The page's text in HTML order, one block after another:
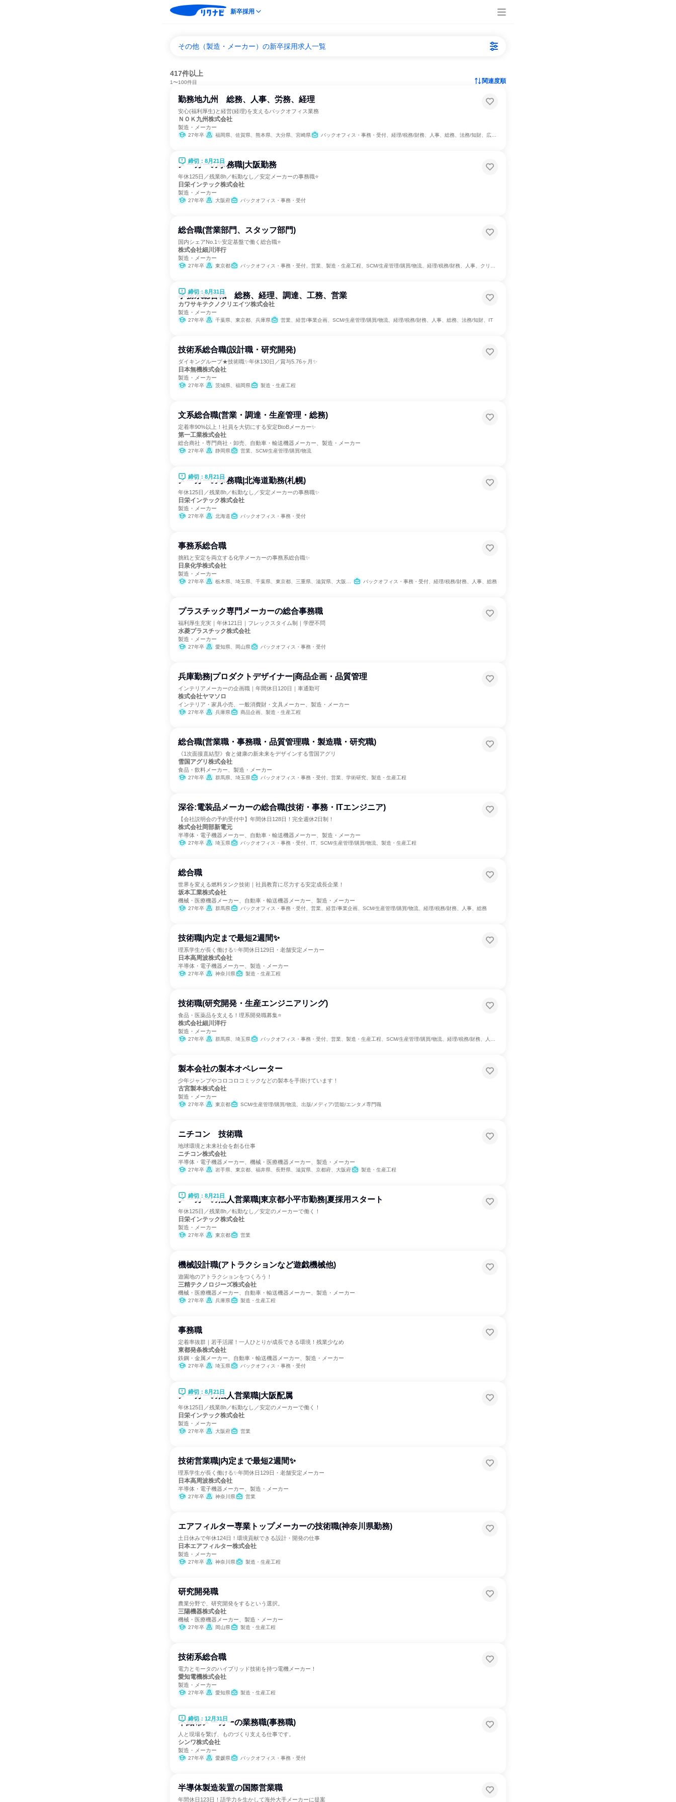
新卒採用
その他（製造・メーカー）の新卒採用求人一覧
417件以上
1〜100件目 関連度順
勤務地九州 総務、人事、労務、経理
安心(福利厚生)と経営(経理)を支えるバックオフィス業務
ＮＯＫ九州株式会社
製造・メーカー
27年卒 福岡県、佐賀県、熊本県、大分県、宮崎県 バックオフィス・事務・受付、経理/税務/財務、人事、総務、法務/知財、広報/IR、製造・生産工程
締切：8月21日
メーカーの事務職|大阪勤務
年休125日／残業8h／転勤なし／安定メーカーの事務職⭐
日栄インテック株式会社
製造・メーカー
27年卒 大阪府 バックオフィス・事務・受付
総合職(営業部門、スタッフ部門)
国内シェアNo.1✨安定基盤で働く総合職⭐
株式会社細川洋行
製造・メーカー
27年卒 東京都 バックオフィス・事務・受付、営業、製造・生産工程、SCM/生産管理/購買/物流、経理/税務/財務、人事、クリエイティブ/デザイン職
締切：8月31日
事務系総合職 総務、経理、調達、工務、営業
カワサキテクノクリエイツ株式会社
製造・メーカー
27年卒 千葉県、東京都、兵庫県 営業、経営/事業企画、SCM/生産管理/購買/物流、経理/税務/財務、人事、総務、法務/知財、IT
技術系総合職(設計職・研究開発)
ダイキングループ★技術職✨年休130日／賞与5.76ヶ月✨
日本無機株式会社
製造・メーカー
27年卒 茨城県、福岡県 製造・生産工程
文系総合職(営業・調達・生産管理・総務)
定着率90%以上！社員を大切にする安定BtoBメーカー✨
第一工業株式会社
総合商社・専門商社・卸売、自動車・輸送機器メーカー、製造・メーカー
27年卒 静岡県 営業、SCM/生産管理/購買/物流
締切：8月21日
メーカーの事務職|北海道勤務(札幌)
年休125日／残業8h／転勤なし／安定メーカーの事務職✨
日栄インテック株式会社
製造・メーカー
27年卒 北海道 バックオフィス・事務・受付
事務系総合職
挑戦と安定を両立する化学メーカーの事務系総合職✨
日泉化学株式会社
製造・メーカー
27年卒 栃木県、埼玉県、千葉県、東京都、三重県、滋賀県、大阪府、愛媛県 バックオフィス・事務・受付、経理/税務/財務、人事、総務
プラスチック専門メーカーの総合事務職
福利厚生充実｜年休121日｜フレックスタイム制｜学歴不問
水菱プラスチック株式会社
製造・メーカー
27年卒 愛知県、岡山県 バックオフィス・事務・受付
兵庫勤務|プロダクトデザイナー|商品企画・品質管理
インテリアメーカーの企画職｜年間休日120日｜車通勤可
株式会社ヤマソロ
インテリア・家具小売、一般消費財・文具メーカー、製造・メーカー
27年卒 兵庫県 商品企画、製造・生産工程
総合職(営業職・事務職・品質管理職・製造職・研究職)
《1次面接直結型》食と健康の新未来をデザインする雪国アグリ
雪国アグリ株式会社
食品・飲料メーカー、製造・メーカー
27年卒 群馬県、埼玉県 バックオフィス・事務・受付、営業、学術研究、製造・生産工程
深谷:電装品メーカーの総合職(技術・事務・ITエンジニア)
【会社説明会の予約受付中】年間休日128日！完全週休2日制！
株式会社岡部新電元
半導体・電子機器メーカー、自動車・輸送機器メーカー、製造・メーカー
27年卒 埼玉県 バックオフィス・事務・受付、IT、SCM/生産管理/購買/物流、製造・生産工程
総合職
世界を変える燃料タンク技術｜社員教育に尽力する安定成長企業！
坂本工業株式会社
機械・医療機器メーカー、自動車・輸送機器メーカー、製造・メーカー
27年卒 群馬県 バックオフィス・事務・受付、営業、経営/事業企画、SCM/生産管理/購買/物流、経理/税務/財務、人事、総務
技術職|内定まで最短2週間✨
理系学生が長く働ける✨年間休日129日・老舗安定メーカー
日本高周波株式会社
半導体・電子機器メーカー、製造・メーカー
27年卒 神奈川県 製造・生産工程
技術職(研究開発・生産エンジニアリング)
食品・医薬品を支える！理系開発職募集⭐
株式会社細川洋行
製造・メーカー
27年卒 群馬県、埼玉県 バックオフィス・事務・受付、営業、製造・生産工程、SCM/生産管理/購買/物流、経理/税務/財務、人事、クリエイティブ/デザイン職
製本会社の製本オペレーター
少年ジャンプやコロコロコミックなどの製本を手掛けています！
古宮製本株式会社
製造・メーカー
27年卒 東京都 SCM/生産管理/購買/物流、出版/メディア/芸能/エンタメ専門職
ニチコン 技術職
地球環境と未来社会を創る仕事
ニチコン株式会社
半導体・電子機器メーカー、機械・医療機器メーカー、製造・メーカー
27年卒 岩手県、東京都、福井県、長野県、滋賀県、京都府、大阪府 製造・生産工程
締切：8月21日
メーカーの法人営業職|東京都小平市勤務|夏採用スタート
年休125日／残業8h／転勤なし／安定のメーカーで働く！
日栄インテック株式会社
製造・メーカー
27年卒 東京都 営業
機械設計職(アトラクションなど遊戯機械他)
遊園地のアトラクションをつくろう！
三精テクノロジーズ株式会社
機械・医療機器メーカー、自動車・輸送機器メーカー、製造・メーカー
27年卒 兵庫県 製造・生産工程
事務職
定着率抜群｜若手活躍！一人ひとりが成長できる環境！残業少なめ
東都発条株式会社
鉄鋼・金属メーカー、自動車・輸送機器メーカー、製造・メーカー
27年卒 埼玉県 バックオフィス・事務・受付
締切：8月21日
メーカーの法人営業職|大阪配属
年休125日／残業8h／転勤なし／安定のメーカーで働く！
日栄インテック株式会社
製造・メーカー
27年卒 大阪府 営業
技術営業職|内定まで最短2週間✨
理系学生が長く働ける✨年間休日129日・老舗安定メーカー
日本高周波株式会社
半導体・電子機器メーカー、製造・メーカー
27年卒 神奈川県 営業
エアフィルター専業トップメーカーの技術職(神奈川県勤務)
土日休みで年休124日！環境貢献できる設計・開発の仕事
日本エアフィルター株式会社
製造・メーカー
27年卒 神奈川県 製造・生産工程
研究開発職
農業分野で、研究開発をするという選択。
三陽機器株式会社
機械・医療機器メーカー、製造・メーカー
27年卒 岡山県 製造・生産工程
技術系総合職
電力とモータのハイブリッド技術を持つ電機メーカー！
愛知電機株式会社
製造・メーカー
27年卒 愛知県 製造・生産工程
締切：12月31日
不織布メーカーの業務職(事務職)
人と現場を繋げ、ものづくり支える仕事です。
シンワ株式会社
製造・メーカー
27年卒 愛媛県 バックオフィス・事務・受付
半導体製造装置の国際営業職
年間休日123日！語学力を生かして海外大手メーカーに提案